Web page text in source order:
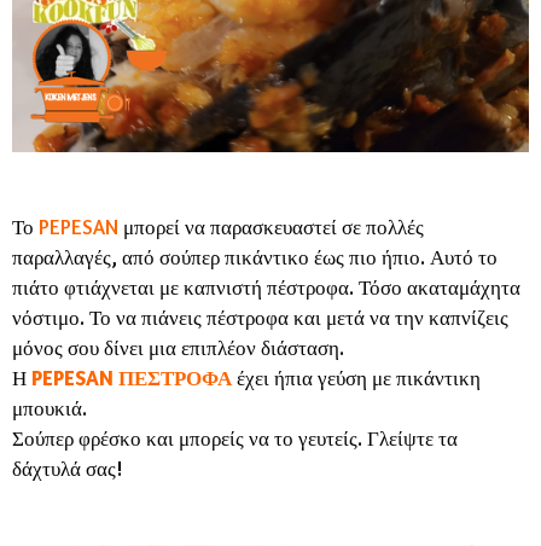
Το PEPESAN μπορεί να παρασκευαστεί σε πολλές
παραλλαγές, από σούπερ πικάντικο έως πιο ήπιο. Αυτό το
πιάτο φτιάχνεται με καπνιστή πέστροφα. Τόσο ακαταμάχητα
νόστιμο. Το να πιάνεις πέστροφα και μετά να την καπνίζεις
μόνος σου δίνει μια επιπλέον διάσταση.
Η PEPESAN ΠΕΣΤΡΟΦΑέχει ήπια γεύση με πικάντικη
μπουκιά.
Σούπερ φρέσκο και μπορείς να το γευτείς. Γλείψτε τα
δάχτυλά σας!